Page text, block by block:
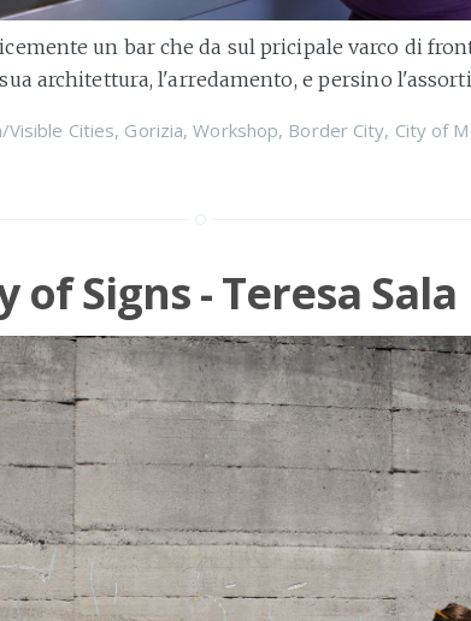
un bar che da sul pricipale varco di
architettura, l'arredamento, e persino
Cities, Gorizia,Workshop, Border City, City of
of Signs - Teresa Sala